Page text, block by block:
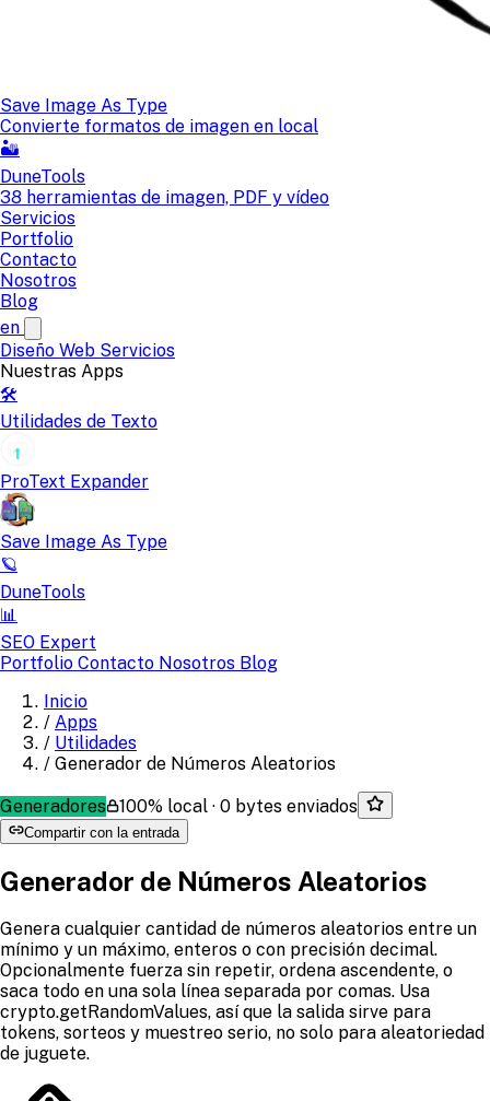
Save Image As Type
Convierte formatos de imagen en local
🏜️
DuneTools
38 herramientas de imagen, PDF y vídeo
Servicios
Portfolio
Contacto
Nosotros
Blog
en
Diseño Web Servicios
Nuestras Apps
🛠️
Utilidades de Texto
ProText Expander
Save Image As Type
🪐
DuneTools
📊
SEO Expert
Portfolio Contacto Nosotros Blog
Inicio
/ Apps
/ Utilidades
/ Generador de Números Aleatorios
Generadores 100% local · 0 bytes enviados
Compartir con la entrada
Generador de Números Aleatorios
Genera cualquier cantidad de números aleatorios entre un
mínimo y un máximo, enteros o con precisión decimal.
Opcionalmente fuerza sin repetir, ordena ascendente, o
saca todo en una sola línea separada por comas. Usa
crypto.getRandomValues, así que la salida sirve para
tokens, sorteos y muestreo serio, no solo para aleatoriedad
de juguete.